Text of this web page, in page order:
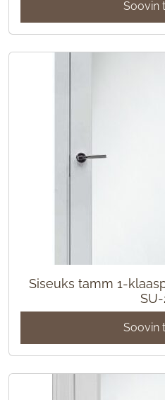
Soovin
Siseuks tamm 1-
SU-
Soovin